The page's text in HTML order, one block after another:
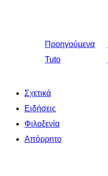
Προηγούμενα
Tuto
Σχετικά
Ειδήσεις
Φιλοξενία
Απόρρητο